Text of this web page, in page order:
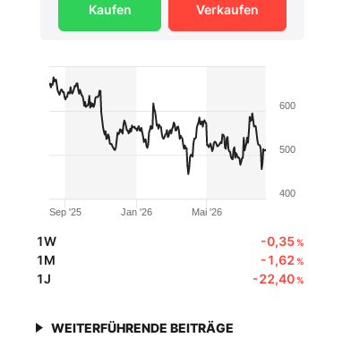
Kaufen Verkaufen
Jan '26
Sep '25 Mai '26
400
500
600
1W -0,35%
1M -1,62%
1J -22,40%
WEITERFÜHRENDE BEITRÄGE